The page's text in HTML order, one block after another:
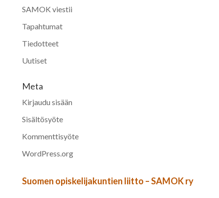
SAMOK viestii
Tapahtumat
Tiedotteet
Uutiset
Meta
Kirjaudu sisään
Sisältösyöte
Kommenttisyöte
WordPress.org
Suomen opiskelijakuntien liitto – SAMOK ry